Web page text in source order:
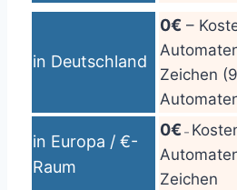
in Deutschland
0€ –
Zeichen
in Europa / €-
Raum
0€ –
Zeichen